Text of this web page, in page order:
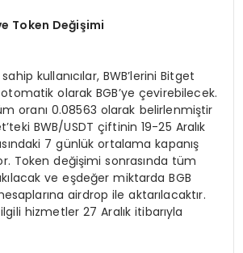
Token Değişimi
kullanıcılar, BWB’lerini Bitget
olarak BGB’ye çevirebilecek.
oranı 0.08563 olarak belirlenmiştir
BWB/USDT çiftinin 19-25 Aralık
7 günlük ortalama kapanış
Token değişimi sonrasında tüm
ve eşdeğer miktarda BGB
hesaplarına airdrop ile aktarılacaktır.
hizmetler 27 Aralık itibarıyla